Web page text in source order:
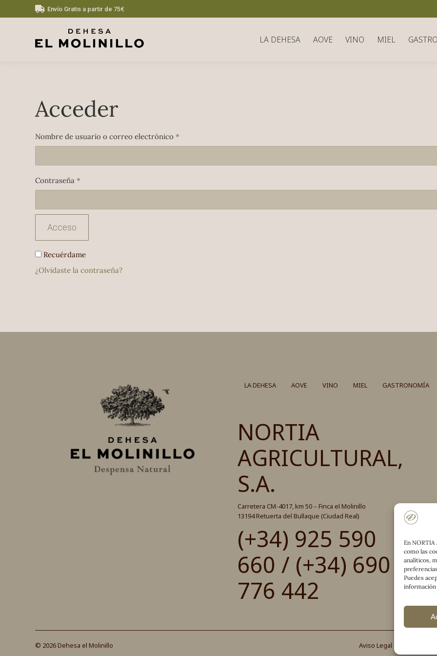
En NORTIA
como las
analíticos,
Puedes
Envío Gratis a partir de 75€
LA DEHESA AOVE VINO MIEL
Acceder
Nombre de usuario o correo electrónico *
Contraseña *
Acceso
Recuérdame
¿Olvidaste la contraseña?
LA DEHESA AOVE VINO MIEL GASTRONOMÍA
NORTIA
AGRICULTURAL,
S.A.
Carretera CM-4017, km 50 – Finca el Molinillo
13194 Retuerta del Bullaque (Ciudad Real)
(+34) 925 590
660 / (+34) 690
776 442
© 2026Dehesa el Molinillo Aviso Legal Política de